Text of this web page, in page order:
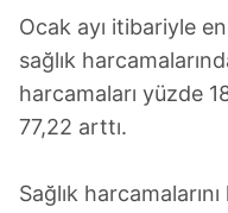
Ocak ayı itibariyle
sağlık
harcamaları yüzde
77,22 arttı.
Sağlık